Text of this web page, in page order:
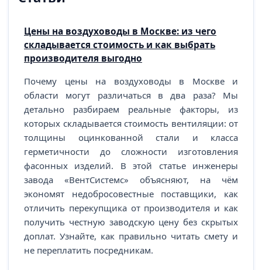
Цены на воздуховоды в Москве: из чего
складывается стоимость и как выбрать
производителя выгодно
Почему цены на воздуховоды в Москве и
области могут различаться в два раза? Мы
детально разбираем реальные факторы, из
которых складывается стоимость вентиляции: от
толщины оцинкованной стали и класса
герметичности до сложности изготовления
фасонных изделий. В этой статье инженеры
завода «ВентСистемс» объясняют, на чём
экономят недобросовестные поставщики, как
отличить перекупщика от производителя и как
получить честную заводскую цену без скрытых
доплат. Узнайте, как правильно читать смету и
не переплатить посредникам.